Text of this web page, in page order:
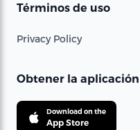
Términos de uso
Privacy Policy
Obtener la aplicación
Download on the
App Store